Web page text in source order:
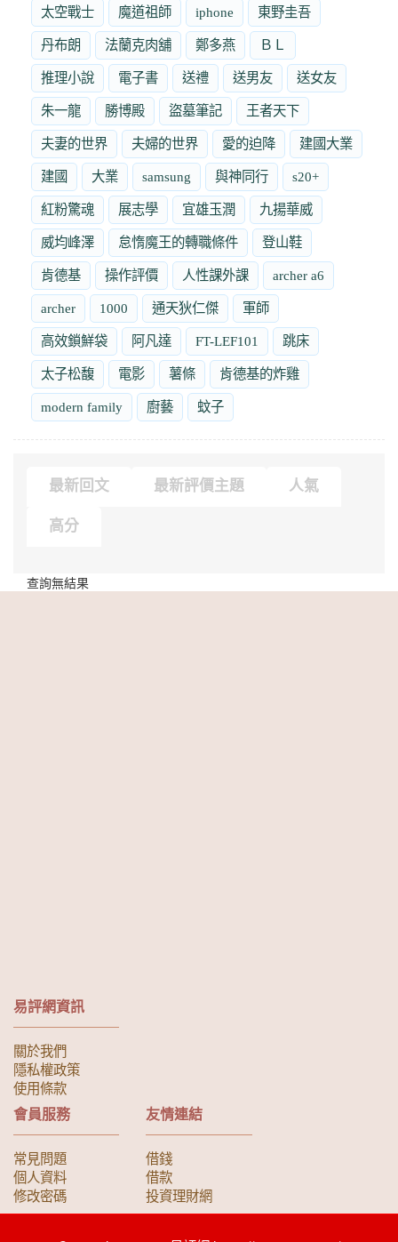
太空戰士 魔道祖師 iphone 東野圭吾
丹布朗 法蘭克肉舖 鄭多燕 ＢＬ
推理小說 電子書 送禮 送男友 送女友
朱一龍 勝博殿 盜墓筆記 王者天下
夫妻的世界 夫婦的世界 愛的迫降 建國大業
建國 大業 samsung 與神同行 s20+
紅粉驚魂 展志學 宜雄玉潤 九揚華威
威均峰澤 怠惰魔王的轉職條件 登山鞋
肯德基 操作評價 人性課外課 archer a6
archer 1000 通天狄仁傑 軍師
高效鎖鮮袋 阿凡達 FT-LEF101 跳床
太子松馥 電影 薯條 肯德基的炸雞
modern family 廚藝 蚊子
最新回文 最新評價主題 人氣
高分
查詢無結果
易評網資訊
關於我們
隱私權政策
使用條款
會員服務
常見問題
個人資料
修改密碼
友情連結
借錢
借款
投資理財網